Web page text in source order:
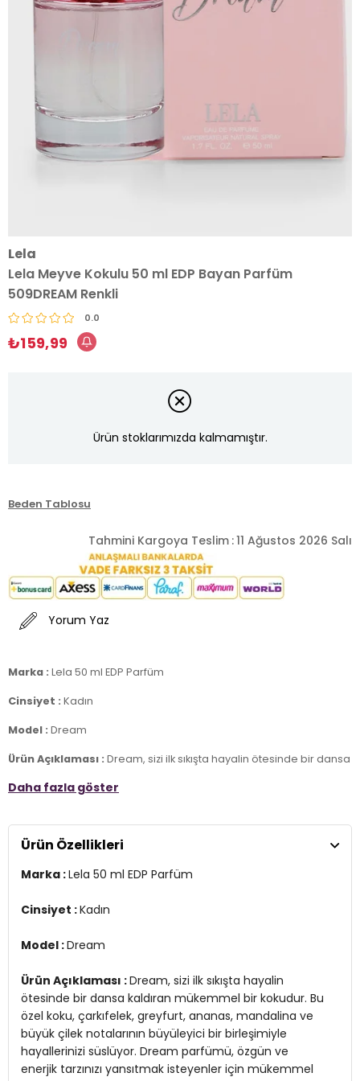
Lela
Lela Meyve Kokulu 50 ml EDP Bayan Parfüm
509DREAM Renkli
0.0
₺159,99
Ürün stoklarımızda kalmamıştır.
Beden Tablosu
Tahmini Kargoya Teslim :11 Ağustos 2026 Salı
Yorum Yaz
Marka : Lela 50 ml EDP Parfüm
Cinsiyet : Kadın
Model : Dream
Ürün Açıklaması : Dream, sizi ilk sıkışta hayalin ötesinde bir dansa
ananas, mandalina ve büyük çilek notalarının büyüleyici bir
Çarkıfelek, greyfurt, ananas, mandalina ve büyük çilek notalarının
birleşimi, sizi büyülü bir kokunun içine çeker. Gündüz veya gece
katar. Ruhunuzu canlandırırken etrafınızdakileri de büyüler.
Üretim Yeri : Türkiye
2DE509DREAM.0
Daha fazla göster
Ürün Özellikleri
Marka :Lela 50 ml EDP Parfüm
Cinsiyet :Kadın
Model :Dream
Ürün Açıklaması :Dream, sizi ilk sıkışta hayalin
ötesinde bir dansa kaldıran mükemmel bir kokudur. Bu
özel koku, çarkıfelek, greyfurt, ananas, mandalina ve
büyük çilek notalarının büyüleyici bir birleşimiyle
hayallerinizi süslüyor. Dream parfümü, özgün ve
enerjik tarzınızı yansıtmak isteyenler için mükemmel